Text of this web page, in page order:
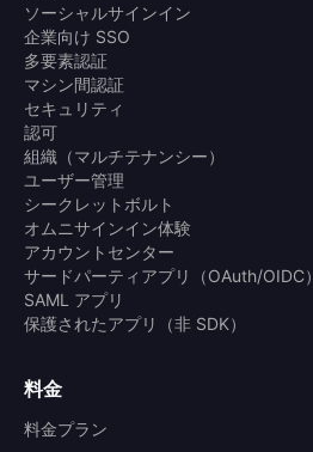
ソーシャルサインイン
企業向け SSO
多要素認証
マシン間認証
セキュリティ
認可
組織（マルチテナンシー）
ユーザー管理
シークレットボルト
オムニサインイン体験
アカウントセンター
サードパーティアプリ（OAuth/OIDC）
SAML アプリ
保護されたアプリ（非 SDK）
料金
料金プラン